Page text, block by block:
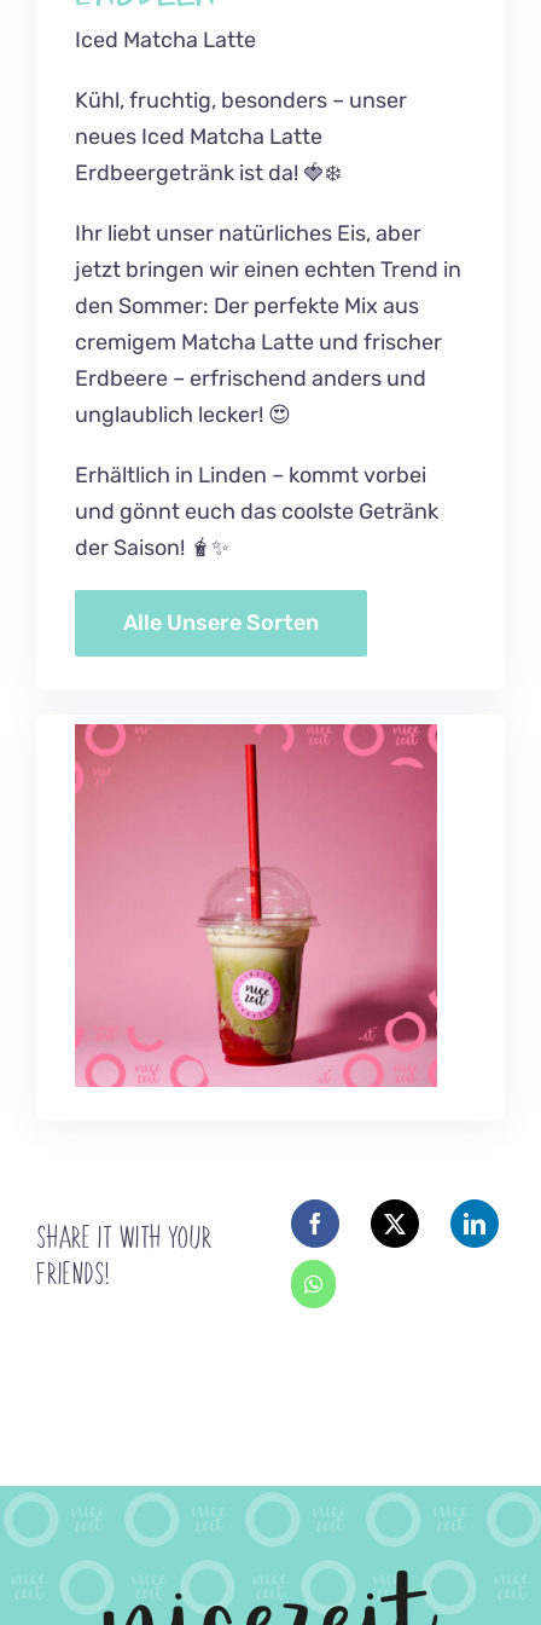
Personal
Nicezeit-Blog
Nicezeit Lexikon
Iced Matcha Latte
Kühl, fruchtig, besonders – unser
neues Iced Matcha Latte
Erdbeergetränk ist da! 🍓❄️
Ihr liebt unser natürliches Eis, aber
jetzt bringen wir einen echten Trend in
den Sommer: Der perfekte Mix aus
cremigem Matcha Latte und frischer
Erdbeere – erfrischend anders und
unglaublich lecker! 😍
Erhältlich in Linden – kommt vorbei
und gönnt euch das coolste Getränk
der Saison! 🧋✨
Alle Unsere Sorten
SHARE IT WITH YOUR
FRIENDS!